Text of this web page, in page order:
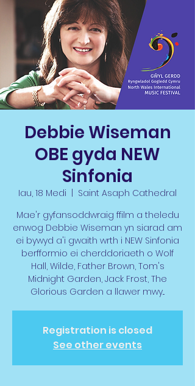
Debbie Wiseman
OBE gyda NEW
Sinfonia
Iau, 18 Medi
Saint Asaph Cathedral
Mae'r gyfansoddwraig ffilm a theledu
enwog Debbie Wiseman yn siarad am
ei bywyd a'i gwaith wrth i NEW Sinfonia
berfformio ei cherddoriaeth o Wolf
Hall, Wilde, Father Brown, Tom's
Midnight Garden, Jack Frost, The
Glorious Garden a llawer mwy...
Registration is closed
See other events